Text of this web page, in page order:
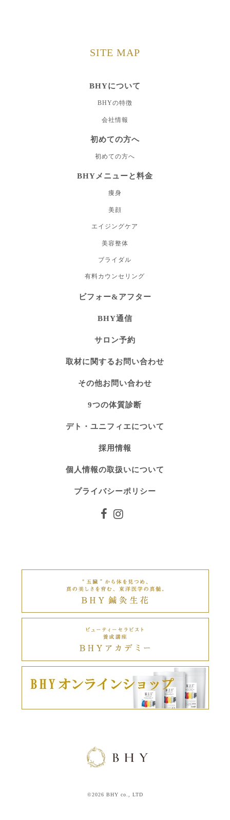
SITE MAP
BHYについて
BHYの特徴
会社情報
初めての方へ
初めての方へ
BHYメニューと料金
痩身
美顔
エイジングケア
美容整体
ブライダル
有料カウンセリング
ビフォー&アフター
BHY通信
サロン予約
取材に関するお問い合わせ
その他お問い合わせ
9つの体質診断
デト・ユニフィエについて
採用情報
個人情報の取扱いについて
プライバシーポリシー
©2026 BHY co., LTD